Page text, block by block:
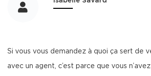
Si vous vous demandez à quoi ça sert de
avec un agent, c’est parce que vous